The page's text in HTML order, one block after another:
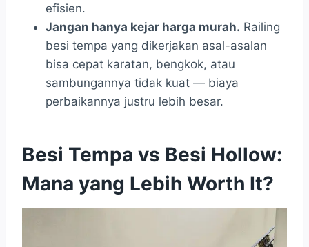
efisien.
Jangan hanya kejar harga murah. Railing
besi tempa yang dikerjakan asal-asalan
bisa cepat karatan, bengkok, atau
sambungannya tidak kuat — biaya
perbaikannya justru lebih besar.
Besi Tempa vs Besi Hollow:
Mana yang Lebih Worth It?